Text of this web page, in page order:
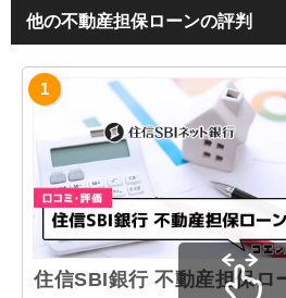
他の不動産担保ローンの評判
住信SBI銀行 不動産担保ロ